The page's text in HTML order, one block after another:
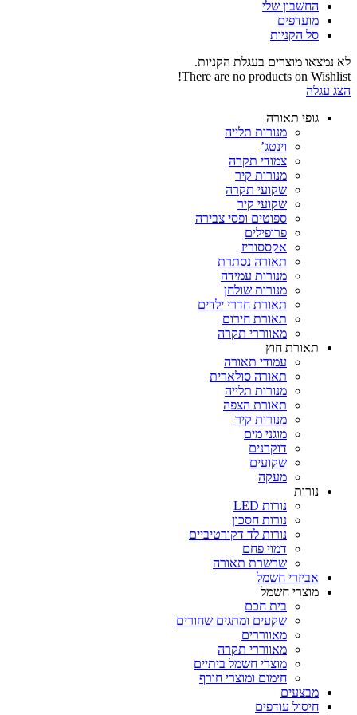
החשבון שלי‬
‫מועדפים‬‬
סל הקניות
לא נמצאו מוצרים בעגלת הקניות.
There are no products on Wishlist!
הצג עגלה
גופי תאורה
מנורות תלייה
וינטג’
צמודי תקרה
מנורות קיר
שקועי תקרה
שקועי קיר
ספוטים ופסי צבירה
פרופילים
אקססוריז
תאורה נסתרת
מנורות עמידה
מנורות שולחן
תאורת חדרי ילדים
תאורת חירום
מאווררי תקרה
תאורת חוץ
עמודי תאורה
תאורה סולארית
מנורות תלייה
תאורת הצפה
מנורות קיר
מוגני מים
דוקרנים
שקועים
מעקה
נורות
נורות LED
נורות חסכון
נורות לד דקורטיביים
דמוי פחם
שרשרת תאורה
אביזרי חשמל
מוצרי חשמל
בית חכם
שקעים ומתגים שחורים
מאווררים
מאווררי תקרה
מוצרי חשמל ביתיים
חימום ומוצרי חורף
מבצעים
חיסול עודפים